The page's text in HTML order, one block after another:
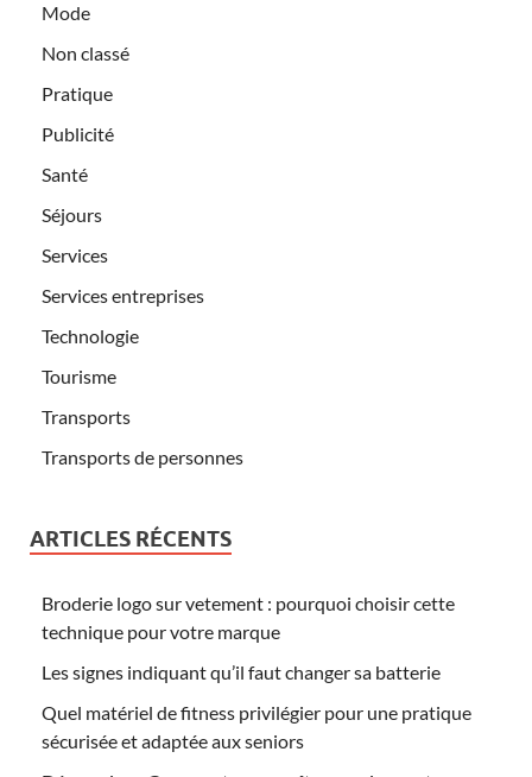
Mode
Non classé
Pratique
Publicité
Santé
Séjours
Services
Services entreprises
Technologie
Tourisme
Transports
Transports de personnes
ARTICLES RÉCENTS
Broderie logo sur vetement : pourquoi choisir cette
technique pour votre marque
Les signes indiquant qu’il faut changer sa batterie
Quel matériel de fitness privilégier pour une pratique
sécurisée et adaptée aux seniors